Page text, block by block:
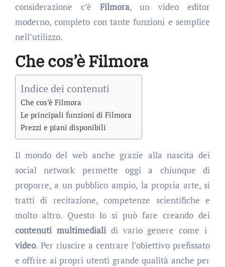
considerazione c’è Filmora, un video editor
moderno, completo con tante funzioni e semplice
nell’utilizzo.
Che cos’è Filmora
Indice dei contenuti
Che cos’è Filmora
Le principali funzioni di Filmora
Prezzi e piani disponibili
Il mondo del web anche grazie alla nascita dei
social network permette oggi a chiunque di
proporre, a un pubblico ampio, la propria arte, si
tratti di recitazione, competenze scientifiche e
molto altro. Questo lo si può fare creando dei
contenuti multimedialidi vario genere come i
video. Per riuscire a centrare l’obiettivo prefissato
e offrire ai propri utenti grande qualità anche per